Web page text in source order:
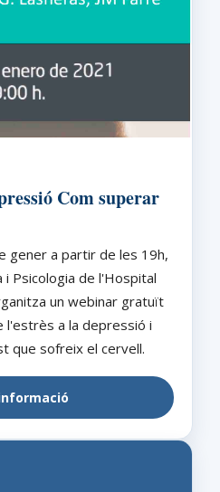
Com superar
gener a partir de les 19h,
i Psicologia de l'Hospital
un webinar gratuït
a la depressió i
que sofreix el cervell.